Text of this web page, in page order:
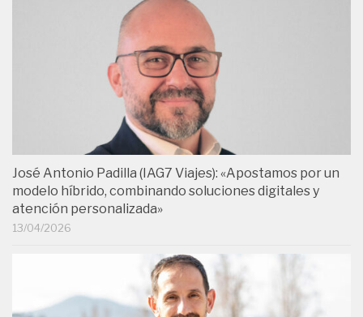
José Antonio Padilla (IAG7 Viajes): «Apostamos por un
modelo híbrido, combinando soluciones digitales y
atención personalizada»
13/04/2026